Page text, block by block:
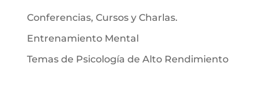
Conferencias, Cursos y Charlas.
Entrenamiento Mental
Temas de Psicología de Alto Rendimiento